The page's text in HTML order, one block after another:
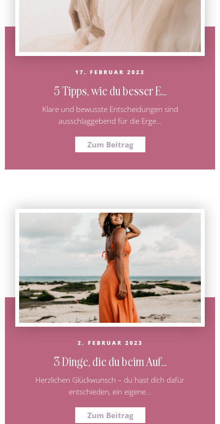
17. FEBRUAR 2023
5 Tipps, wie du besser E...
Klare und bewusste Entscheidungen sind
ausschlaggebend für die Erge...
Zum Beitrag
2. FEBRUAR 2023
3 Dinge, die du beim Auf...
Herzlichen Glückwunsch – du hast dich dafür
entschieden, ein eigene...
Zum Beitrag